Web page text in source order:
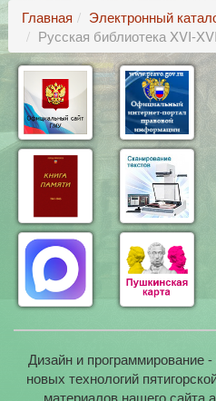
Главная
Электронный
Русская библиотека XVI-
Дизайн и программирование
новых технологий